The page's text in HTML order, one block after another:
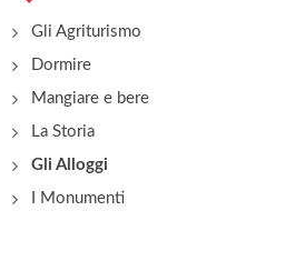
Gli Agriturismo
Dormire
Mangiare e bere
La Storia
Gli Alloggi
I Monumenti